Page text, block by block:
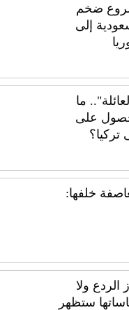
ضخم
إلى
ما
على
تركيا؟
خلفها:
الردع ولا
ستظهر